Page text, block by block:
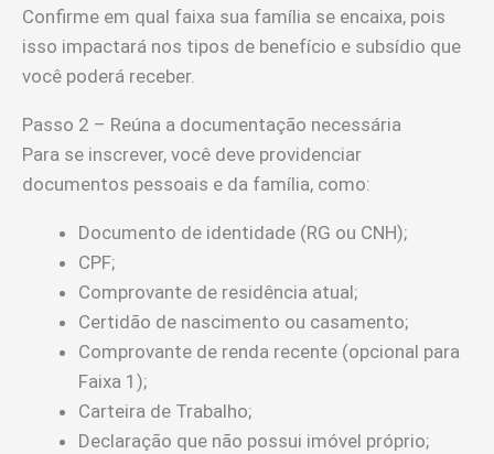
Confirme em qual faixa sua família se encaixa, pois
isso impactará nos tipos de benefício e subsídio que
você poderá receber.
Passo 2 – Reúna a documentação necessária
Para se inscrever, você deve providenciar
documentos pessoais e da família, como:
Documento de identidade (RG ou CNH);
CPF;
Comprovante de residência atual;
Certidão de nascimento ou casamento;
Comprovante de renda recente (opcional para
Faixa 1);
Carteira de Trabalho;
Declaração que não possui imóvel próprio;